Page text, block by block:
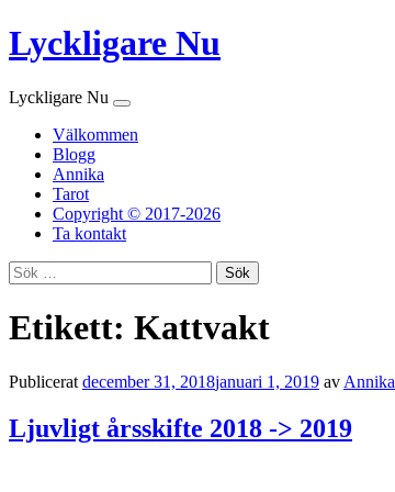
Lyckligare Nu
Lyckligare Nu
innehåll
Välkommen
Blogg
Annika
Tarot
Copyright © 2017-2026
Ta kontakt
Sök
efter:
Etikett: Kattvakt
Publicerat december 31, 2018januari 1, 2019 av Annika
Ljuvligt årsskifte 2018 -> 2019